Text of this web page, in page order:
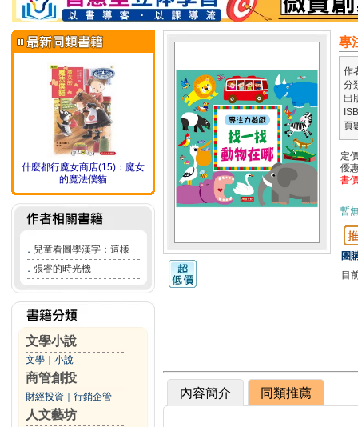
什麼都行魔女商店(15)：魔女
的魔法僕貓
． 兒童看圖學漢字：這樣
． 張睿的時光機
文學小說
文學 小說
商管創投
財經投資 行銷企管
人文藝坊
專
作
分
出
頁
定
優
書
暫
團
目
內容簡介 同類推薦